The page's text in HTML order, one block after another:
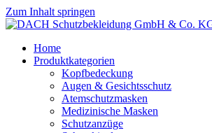
Zum Inhalt springen
Home
Produktkategorien
Kopfbedeckung
Augen & Gesichtsschutz
Atemschutzmasken
Medizinische Masken
Schutzanzüge